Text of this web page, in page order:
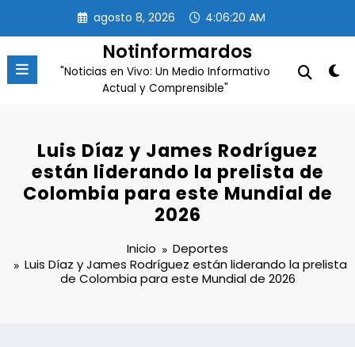
contenido
agosto 8, 2026 4:06:20 AM
Notinformardos
"Noticias en Vivo: Un Medio Informativo
Actual y Comprensible"
Luis Díaz y James Rodríguez
están liderando la prelista de
Colombia para este Mundial de
2026
Inicio
Deportes
Luis Díaz y James Rodríguez están liderando la prelista
de Colombia para este Mundial de 2026